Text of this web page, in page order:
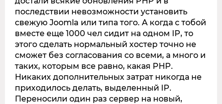
последствии невозможности установить
свежую Joomla или типа того. А когда с тобой
вместе еще 1000 чел сидит на одном IP, то
этого сделать нормальный хостер точно не
сможет без согласования со всеми, а много и
таких, которым все равно, какая PHP.
Никаких дополнительных затрат никогда не
приходилось делать, выделенный IP.
Переносили один раз сервер на новый,